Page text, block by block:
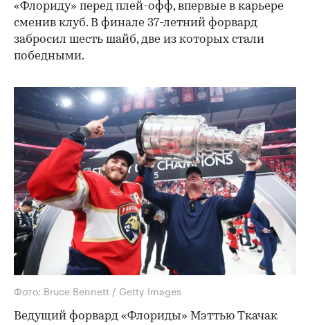
«Флориду» перед плей-офф, впервые в карьере
сменив клуб. В финале 37-летний форвард
забросил шесть шайб, две из которых стали
победными.
Фото: Bruce Bennett / Getty Images
Ведущий форвард «Флориды» Мэттью Ткачак